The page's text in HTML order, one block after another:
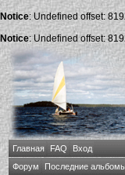
Notice: Undefined offset:
Notice: Undefined offset:
Главная FAQ
Вход
Форум
Последние альбомы